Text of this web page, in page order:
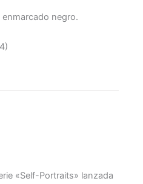
negro.
«Self-Portraits» lanzada